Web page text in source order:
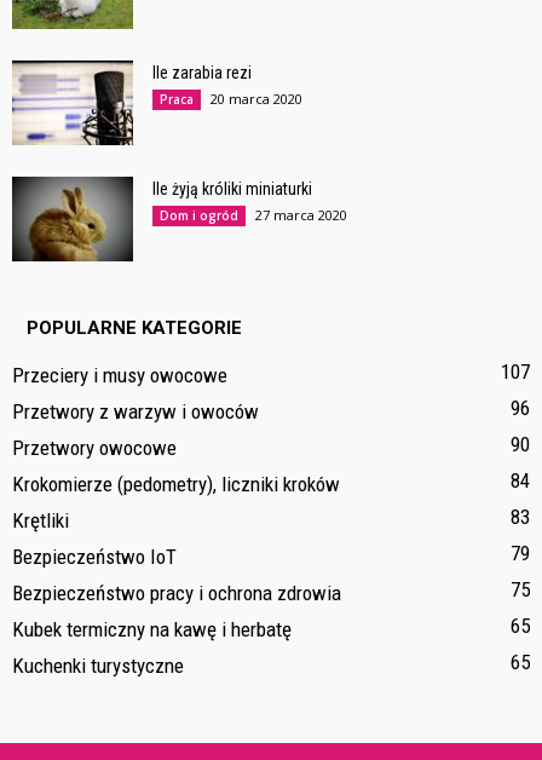
Ile zarabia rezi
Praca 20 marca 2020
Ile żyją króliki miniaturki
Dom i ogród 27 marca 2020
POPULARNE KATEGORIE
Przeciery i musy owocowe
107
Przetwory z warzyw i owoców
96
Przetwory owocowe
90
Krokomierze (pedometry), liczniki kroków
84
Krętliki
83
Bezpieczeństwo IoT
79
Bezpieczeństwo pracy i ochrona zdrowia
75
Kubek termiczny na kawę i herbatę
65
Kuchenki turystyczne
65